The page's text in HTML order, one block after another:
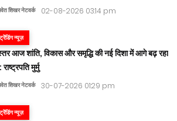
शिखर नेटवर्क 02-08-2026 03:14 pm
ट्रेंडिंग न्यूज़
आज शांति, विकास और समृद्धि की नई दिशा में आगे बढ़ रहा
मुर्मु
शिखर नेटवर्क 30-07-2026 01:29 pm
ट्रेंडिंग न्यूज़